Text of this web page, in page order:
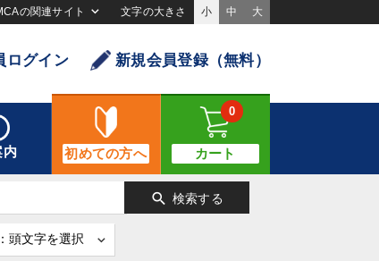
の関連サイト 文字の大きさ 小 中 大
ログイン 新規会員登録（無料）
内 初めての方へ カート
0
search 検索する